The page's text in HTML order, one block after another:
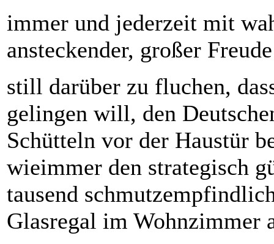
immer und jederzeit mit
ansteckender, großer
still darüber zu fluchen,
gelingen will, den
Schütteln vor der Haustür
wieimmer den strategisch
tausend
Glasregal im Wohnzimmer